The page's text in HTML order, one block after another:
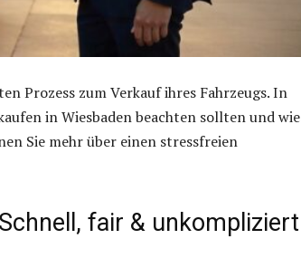
Prozess zum Verkauf ihres Fahrzeugs. In
in Wiesbaden beachten sollten und wie
Sie mehr über einen stressfreien
fair & unkompliziert